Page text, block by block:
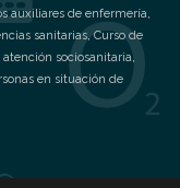
auxiliares de enfermería,
sanitarias,Curso de
atención sociosanitaria,
en situación de